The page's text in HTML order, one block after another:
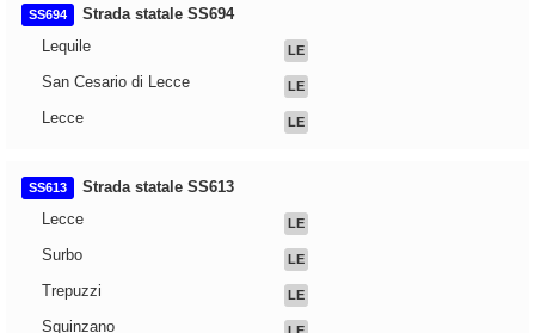
SS694
Strada statale SS694
Lequile
LE
San Cesario di Lecce LE
Lecce LE
SS613
Strada statale SS613
Lecce
LE
Surbo LE
Trepuzzi LE
Squinzano